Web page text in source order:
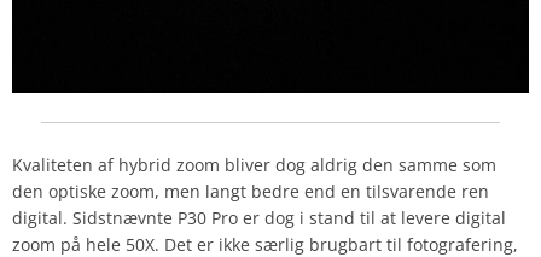
Kvaliteten af hybrid zoom bliver dog aldrig den samme som
den optiske zoom, men langt bedre end en tilsvarende ren
digital. Sidstnævnte P30 Pro er dog i stand til at levere digital
zoom på hele 50X. Det er ikke særlig brugbart til fotografering,